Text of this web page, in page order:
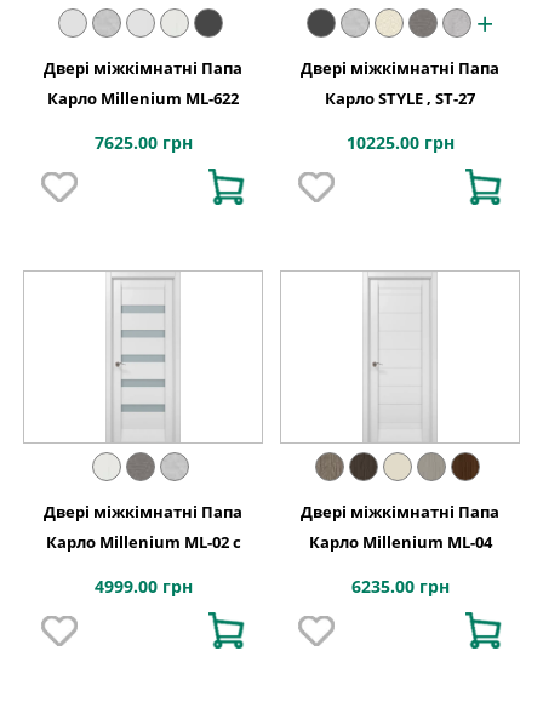
Двері міжкімнатні Папа
Карло Millenium ML-622
7625.00 грн
+
Двері міжкімнатні Папа
Карло STYLE , ST-27
10225.00 грн
Двері міжкімнатні Папа
Карло Millenium ML-02 с
4999.00 грн
Двері міжкімнатні Папа
Карло Millenium ML-04
6235.00 грн